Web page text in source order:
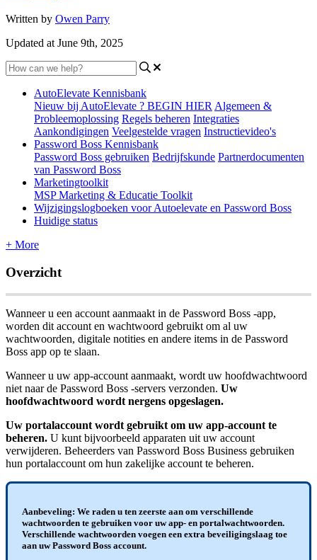
Written by Owen Parry
Updated at June 9th, 2025
AutoElevate Kennisbank
Nieuw bij AutoElevate ? BEGIN HIER Algemeen &
Probleemoplossing Regels beheren Integraties
Aankondigingen Veelgestelde vragen Instructievideo's
Password Boss Kennisbank
Password Boss gebruiken Bedrijfskunde Partnerdocumenten
van Password Boss
Marketingtoolkit
MSP Marketing & Educatie Toolkit
Wijzigingslogboeken voor Autoelevate en Password Boss
Huidige status
+ More
Overzicht
Wanneer u een account aanmaakt in de Password Boss -app,
worden dit account en wachtwoord gebruikt om al uw
wachtwoorden, digitale notities en andere items in de Password
Boss app op te slaan.
Wanneer u uw app-account aanmaakt, wordt uw hoofdwachtwoord
niet naar de Password Boss -servers verzonden. Uw
hoofdwachtwoord wordt nergens opgeslagen.
Uw portalaccount wordt gebruikt om uw app-account te
beheren. U kunt bijvoorbeeld apparaten uit uw account
verwijderen. Beheerders van Password Boss Business gebruiken
hun portalaccount om hun zakelijke account te beheren.
Aanbeveling: We raden u ten zeerste aan om verschillende
wachtwoorden te gebruiken voor uw app- en portalwachtwoorden.
Verschillende wachtwoorden voegen een extra beveiligingslaag toe
aan uw Password Boss account.